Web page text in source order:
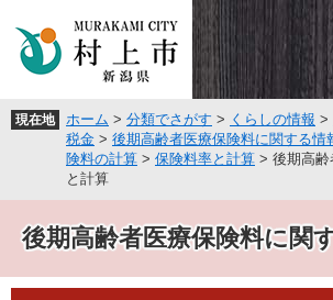
頭
飛現在地 ホーム > 分類でさがす > くらしの情報 >
税金 > 後期高齢者医療保険料に関する情
険料の計算 > 保険料率と計算 > 後期高
と計算
後期高齢者医療保険料に関